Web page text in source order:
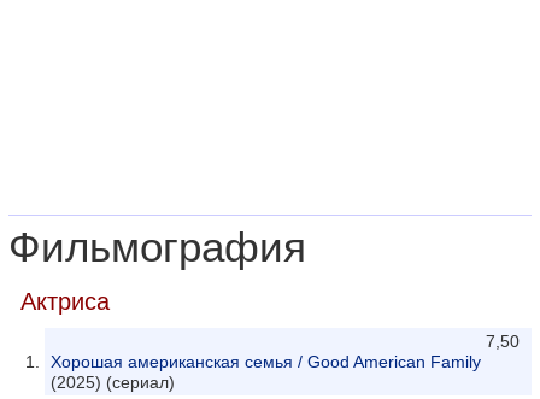
Фильмография
Актриса
7,50
Хорошая американская семья / Good American Family
(2025) (сериал)